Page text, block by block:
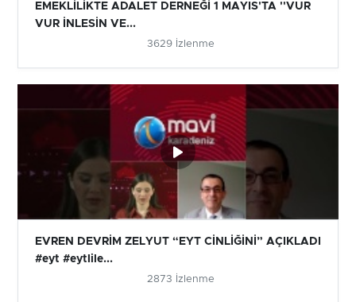
EMEKLİLİKTE ADALET DERNEĞİ 1 MAYIS'TA ''VUR
VUR İNLESİN VE...
3629 İzlenme
EVREN DEVRİM ZELYUT “EYT CİNLİĞİNİ” AÇIKLADI
#eyt #eytlile...
2873 İzlenme